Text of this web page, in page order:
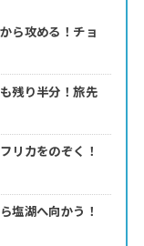
ら攻める！チョ
残り半分！旅先
リカをのぞく！
塩湖へ向かう！